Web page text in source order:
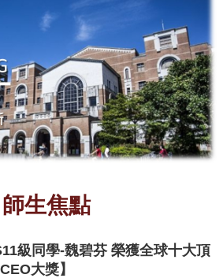
師生焦點
級同學-魏碧芬 榮獲全球十大頂
大獎】